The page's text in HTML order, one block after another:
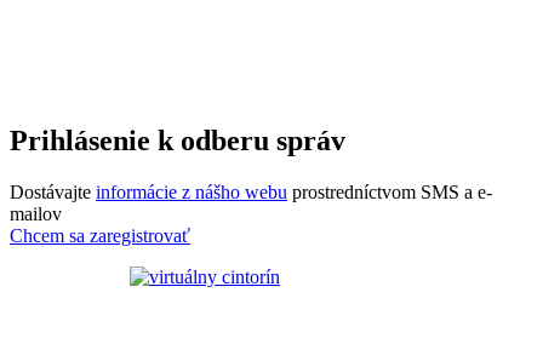
Prihlásenie k odberu správ
Dostávajte informácie z nášho webu prostredníctvom SMS a e-
mailov
Chcem sa zaregistrovať